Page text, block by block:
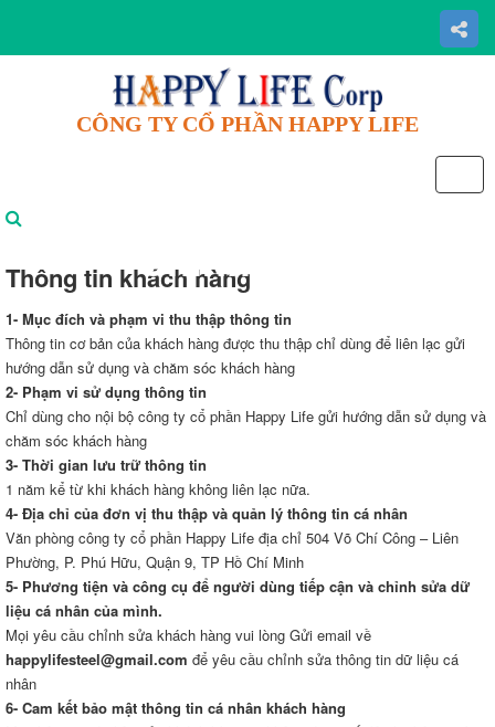
CÔNG TY CỔ PHẦN HAPPY LIFE
Chính Sách
Thông tin khách hàng
1- Mục đích và phạm vi thu thập thông tin
Thông tin cơ bản của khách hàng được thu thập chỉ dùng để liên lạc gửi
hướng dẫn sử dụng và chăm sóc khách hàng
2- Phạm vi sử dụng thông tin
Chỉ dùng cho nội bộ công ty cổ phần Happy Life gửi hướng dẫn sử dụng và
chăm sóc khách hàng
3- Thời gian lưu trữ thông tin
1 năm kể từ khi khách hàng không liên lạc nữa.
4- Địa chỉ của đơn vị thu thập và quản lý thông tin cá nhân
Văn phòng công ty cổ phần Happy Life địa chỉ 504 Võ Chí Công – Liên
Phường, P. Phú Hữu, Quận 9, TP Hồ Chí Minh
5- Phương tiện và công cụ để người dùng tiếp cận và chỉnh sửa dữ
liệu cá nhân của mình.
Mọi yêu cầu chỉnh sửa khách hàng vui lòng Gửi email về
happylifesteel@gmail.com để yêu cầu chỉnh sửa thông tin dữ liệu cá
nhân
6- Cam kết bảo mật thông tin cá nhân khách hàng